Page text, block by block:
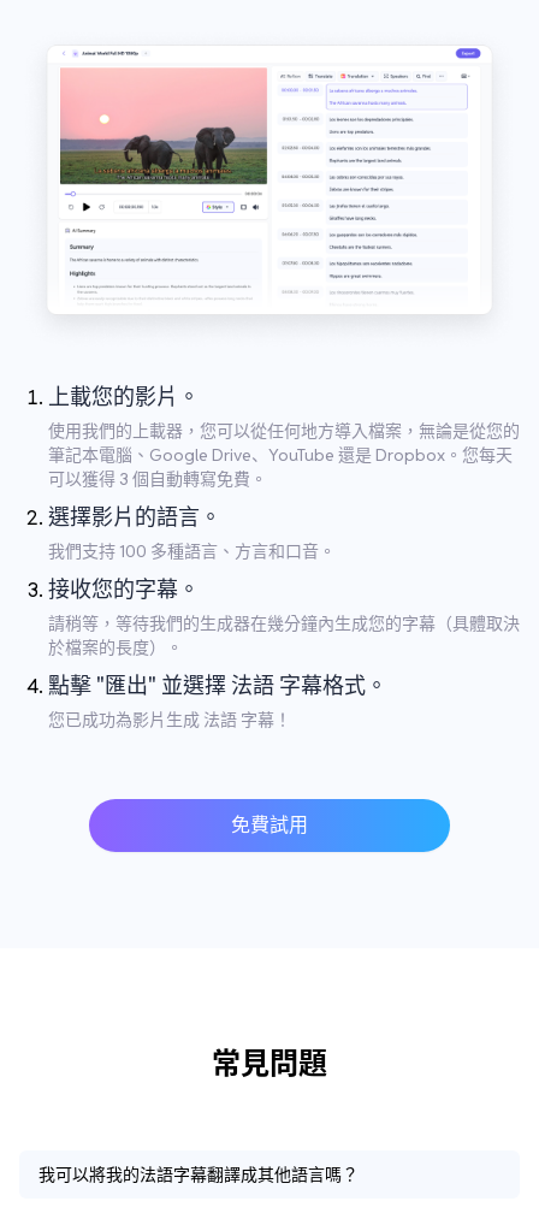
上載您的影片。
使用我們的上載器，您可以從任何地方導入檔案，無論是從您的
筆記本電腦、Google Drive、YouTube 還是 Dropbox。您每天
可以獲得 3 個自動轉寫免費。
選擇影片的語言。
我們支持 100 多種語言、方言和口音。
接收您的字幕。
請稍等，等待我們的生成器在幾分鐘內生成您的字幕（具體取決
於檔案的長度）。
點擊 "匯出" 並選擇 法語 字幕格式。
您已成功為影片生成 法語 字幕！
免費試用
常見問題
我可以將我的法語字幕翻譯成其他語言嗎？